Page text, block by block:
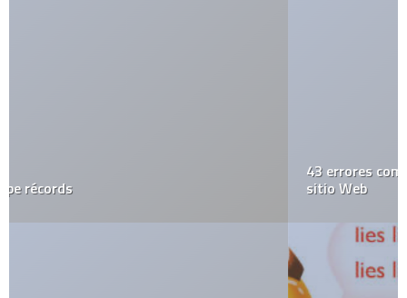
43 errores comunes que debes evitar al diseñar un
sitio Web